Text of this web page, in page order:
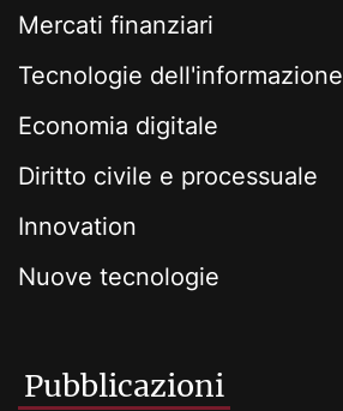
Mercati finanziari
Tecnologie dell'informazione
Economia digitale
Diritto civile e processuale
Innovation
Nuove tecnologie
Pubblicazioni